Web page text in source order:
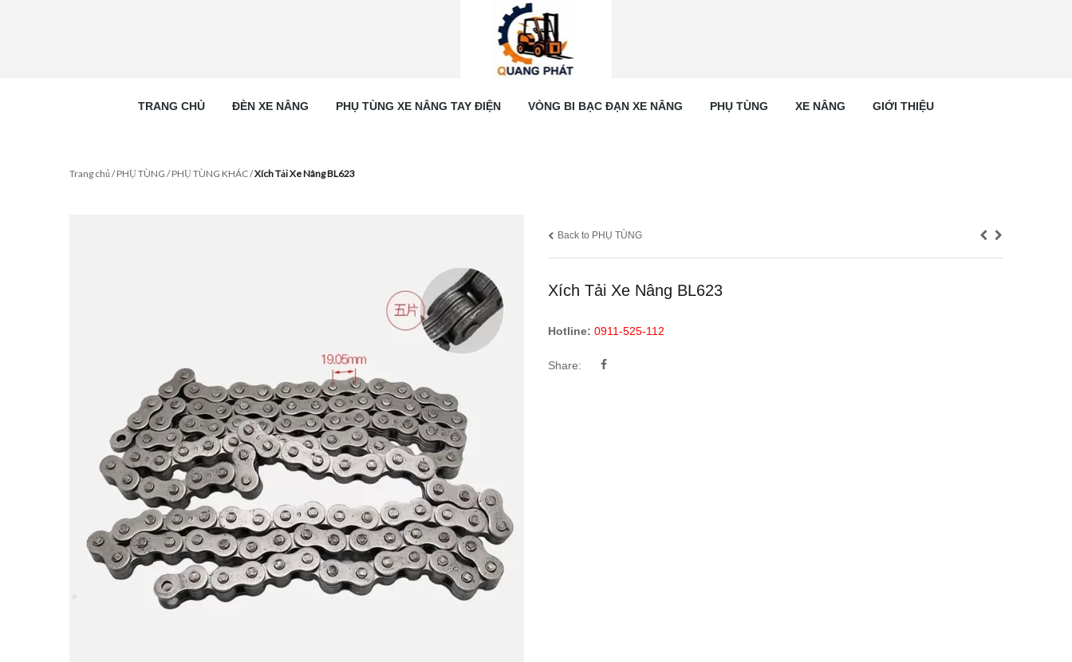
TRANG CHỦ ĐÈN XE NÂNG PHỤ TÙNG XE NÂNG TAY ĐIỆN VÒNG BI BẠC ĐẠN XE NÂNG PHỤ TÙNG XE NÂNG GIỚI THIỆU
Trang chủ/PHỤ TÙNG /PHỤ TÙNG KHÁC/Xích Tải Xe Nâng BL623
Back to PHỤ TÙNG
Xích Tải Xe Nâng BL623
Hotline: 0911-525-112
Share: